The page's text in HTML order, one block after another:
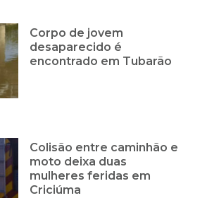
Corpo de jovem
desaparecido é
encontrado em Tubarão
Colisão entre caminhão e
moto deixa duas
mulheres feridas em
Criciúma